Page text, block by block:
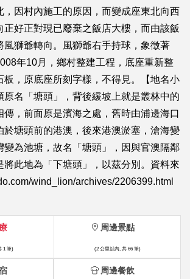
，因村內施工的原因，而變成座東北向西
正好正對現已廢棄之飯店大樓，而由該飯
風獅爺轉向。風獅爺右手持球，象徵著
年10月，鄉村整建工程，底座重新整
板，原底座所刻字樣，不得見。【地名小
「塘頭」，背後緩坡上就是叢林中的
傳，前面原是濱海之處，舊時由浦邊海口
於塘頭前的港澳，後來港澳淤塞，滄海變
變為池塘，故名「塘頭」，因與官澳隔鄰
將此地為「下塘頭」，以茲分別。資料來
wind_lion/archives/2206399.html
1 筆)
周邊景點
(2 公里以內, 共 66 筆)
周邊餐飲